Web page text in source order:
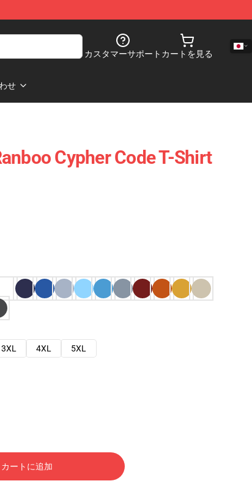
カスタマーサポート カートを見る
せ
Cypher Code T-Shirt
3XL 4XL
5XL
カートに追加